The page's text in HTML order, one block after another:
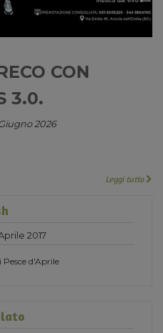
CON
3.0.
2026
Leggi tutto
2017
d'Aprile